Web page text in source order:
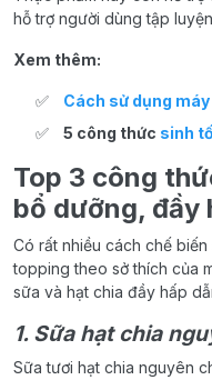
hỗ trợ người dùng tập
Xem thêm:
Cách sử dụng
5 công thức sinh
Top 3 công
bổ dưỡng, đầy
Có rất nhiều cách chế
topping theo sở thích của
sữa và hạt chia đầy hấp
1. Sữa hạt chia
Sữa tươi hạt chia nguyên